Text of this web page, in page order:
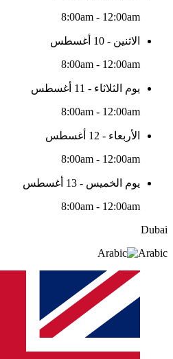
8:00am - 12:00am
الاثنين - 10 أغسطس
8:00am - 12:00am
يوم الثلاثاء - 11 أغسطس
8:00am - 12:00am
الأربعاء - 12 أغسطس
8:00am - 12:00am
يوم الخميس - 13 أغسطس
8:00am - 12:00am
Dubai
Arabic